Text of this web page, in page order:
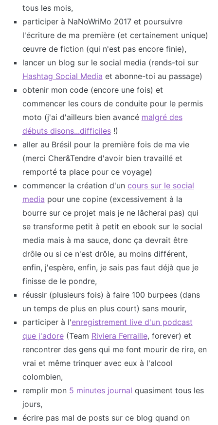
tous les mois,
participer à NaNoWriMo 2017 et poursuivre
l'écriture de ma première (et certainement unique)
œuvre de fiction (qui n'est pas encore finie),
lancer un blog sur le social media (rends-toi sur
Hashtag Social Media et abonne-toi au passage)
obtenir mon code (encore une fois) et
commencer les cours de conduite pour le permis
moto (j'ai d'ailleurs bien avancé malgré des
débuts disons...difficiles!)
aller au Brésil pour la première fois de ma vie
(merci Cher&Tendre d'avoir bien travaillé et
remporté ta place pour ce voyage)
commencer la création d'un cours sur le social
media pour une copine (excessivement à la
bourre sur ce projet mais je ne lâcherai pas) qui
se transforme petit à petit en ebook sur le social
media mais à ma sauce, donc ça devrait être
drôle ou si ce n'est drôle, au moins différent,
enfin, j'espère, enfin, je sais pas faut déjà que je
finisse de le pondre,
réussir (plusieurs fois) à faire 100 burpees (dans
un temps de plus en plus court) sans mourir,
participer à l'enregistrement live d'un podcast
que j'adore(Team Riviera Ferraille, forever) et
rencontrer des gens qui me font mourir de rire, en
vrai et même trinquer avec eux à l'alcool
colombien,
remplir mon 5 minutes journal quasiment tous les
jours,
écrire pas mal de posts sur ce blog quand on